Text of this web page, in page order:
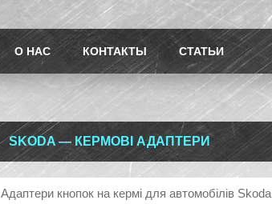
О НАС КОНТАКТЫ СТАТЬИ
SKODA — КЕРМОВІ АДАПТЕРИ
Адаптери кнопок на кермі для автомобілів Skoda